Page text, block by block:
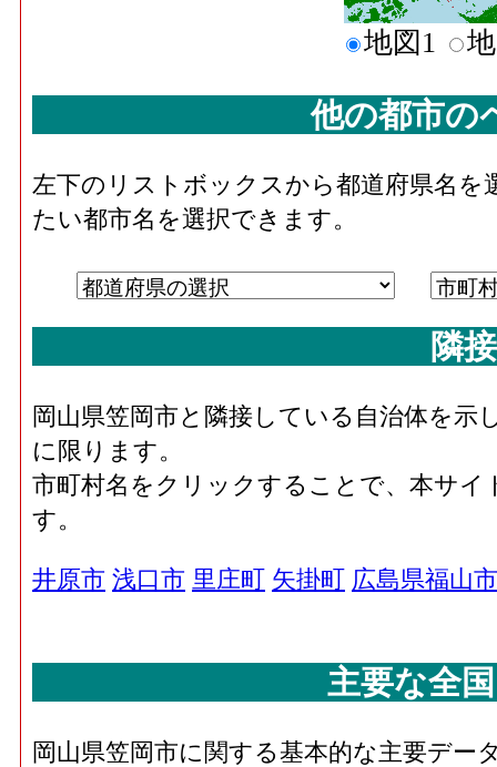
地図1
他の都市の
左下のリストボックスから都道府県名
たい都市名を選択できます。
隣
岡山県笠岡市と隣接している自治体を
に限ります。
市町村名をクリックすることで、本サ
す。
井原市 浅口市 里庄町 矢掛町 広島県福山市
主要な全
岡山県笠岡市に関する基本的な主要デ